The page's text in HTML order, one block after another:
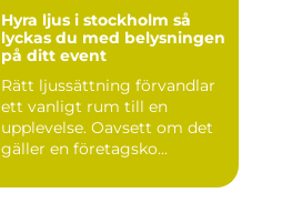
Hyra ljus i stockholm så
lyckas du med belysningen
på ditt event
Rätt ljussättning förvandlar
ett vanligt rum till en
upplevelse. Oavsett om det
gäller en företagsko...